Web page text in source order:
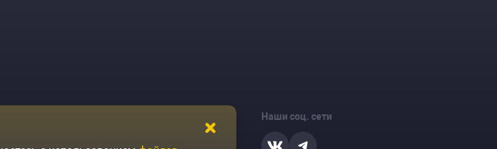
Политика конфиденциальности
Наши соц. сети